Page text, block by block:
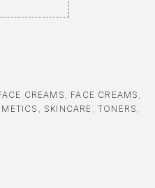
CREAMS , FACE CREAMS ,
, SKINCARE ,TONERS ,